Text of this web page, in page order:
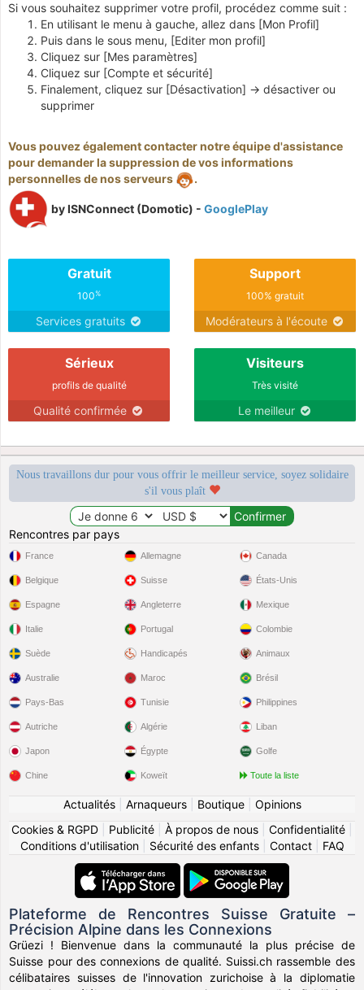
Si vous souhaitez supprimer votre profil, procédez comme suit :
En utilisant le menu à gauche, allez dans [Mon Profil]
Puis dans le sous menu, [Editer mon profil]
Cliquez sur [Mes paramètres]
Cliquez sur [Compte et sécurité]
Finalement, cliquez sur [Désactivation] -> désactiver ou
supprimer
Vous pouvez également contacter notre équipe d'assistance
pour demander la suppression de vos informations
personnelles de nos serveurs
.
by ISNConnect (Domotic) -GooglePlay
Gratuit
100%
Services gratuits
Support
100% gratuit
Modérateurs à l'écoute
Sérieux
profils de qualité
Qualité confirmée
Visiteurs
Très visité
Le meilleur
Nous travaillons dur pour vous offrir le meilleur service, soyez solidaire
s'il vous plaît
Rencontres par pays
France
Belgique
Espagne
Italie
Suède
Allemagne
Suisse
Angleterre
Portugal
Handicapés
Canada
États-Unis
Mexique
Colombie
Animaux
Australie
Pays-Bas
Autriche
Japon
Chine
Maroc
Tunisie
Algérie
Égypte
Koweït
Brésil
Philippines
Liban
Golfe
Toute la liste
Actualités| Arnaqueurs| Boutique| Opinions
Cookies & RGPD
Publicité À propos de nous Confidentialité
Conditions d'utilisation| Sécurité des enfants| Contact| FAQ
Plateforme de Rencontres Suisse Gratuite –
Précision Alpine dans les Connexions
Grüezi ! Bienvenue dans la communauté la plus précise de
Suisse pour des connexions de qualité. Suissi.ch rassemble des
célibataires suisses de l'innovation zurichoise à la diplomatie